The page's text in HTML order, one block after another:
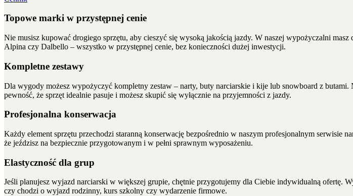
Topowe marki w przystępnej cenie
Nie musisz kupować drogiego sprzętu, aby cieszyć się wysoką jakością jazdy. W naszej wypożyczalni
Alpina czy Dalbello – wszystko w przystępnej cenie, bez konieczności dużej inwestycji.
Kompletne zestawy
Dla wygody możesz wypożyczyć kompletny zestaw – narty, buty narciarskie i kije lub snowboard z
pewność, że sprzęt idealnie pasuje i możesz skupić się wyłącznie na przyjemności z jazdy.
Profesjonalna konserwacja
Każdy element sprzętu przechodzi staranną konserwację bezpośrednio w naszym profesjonalnym serwisie
że jeździsz na bezpiecznie przygotowanym i w pełni sprawnym wyposażeniu.
Elastyczność dla grup
Jeśli planujesz wyjazd narciarski w większej grupie, chętnie przygotujemy dla Ciebie indywidualną ofertę.
czy chodzi o wyjazd rodzinny, kurs szkolny czy wydarzenie firmowe.